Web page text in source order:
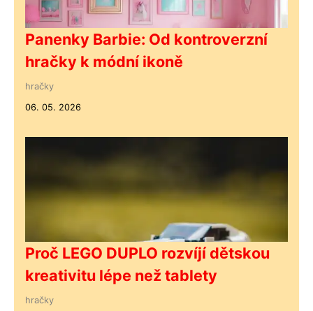
Panenky Barbie: Od kontroverzní
hračky k módní ikoně
hračky
06. 05. 2026
Proč LEGO DUPLO rozvíjí dětskou
kreativitu lépe než tablety
hračky